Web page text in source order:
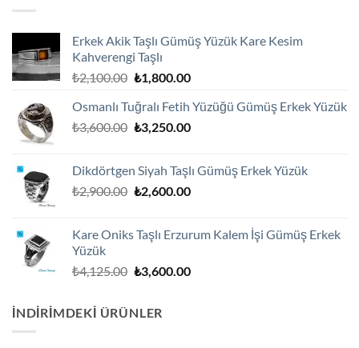
Erkek Akik Taşlı Gümüş Yüzük Kare Kesim
Kahverengi Taşlı
₺2,100.00 Orijinal
₺2,100.00.
₺1,800.00Şu
fiyat:
₺1,800.00.
Osmanlı Tuğralı Fetih Yüzüğü Gümüş Erkek Yüzük
₺3,600.00 Orijinal
₺3,250.00Şu
₺3,250.00.
Dikdörtgen Siyah Taşlı Gümüş Erkek Yüzük
₺2,900.00 Orijinal
₺2,600.00Şu
₺2,600.00.
Kare Oniks Taşlı Erzurum Kalem İşi Gümüş Erkek
Yüzük
₺4,125.00 Orijinal
₺3,600.00Şu
İNDIRIMDEKI ÜRÜNLER